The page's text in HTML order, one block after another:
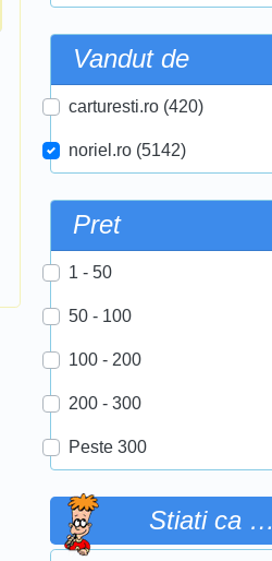
Vandut de
carturesti.ro (420)
noriel.ro (5142)
Pret
1 - 50
50 - 100
100 - 200
200 - 300
Peste 300
Stiati ca …